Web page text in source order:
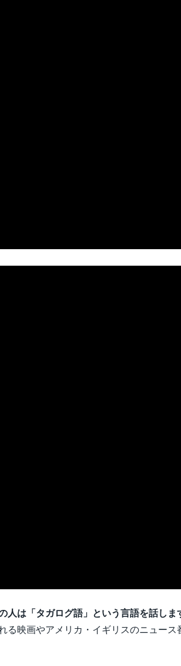
は「タガログ語」という言語を話しま
映画やアメリカ・イギリスのニュース